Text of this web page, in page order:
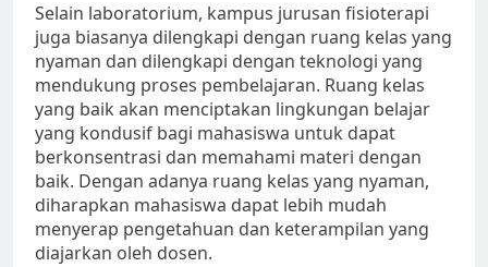
Selain laboratorium, kampus jurusan fisioterapi
juga biasanya dilengkapi dengan ruang kelas yang
nyaman dan dilengkapi dengan teknologi yang
mendukung proses pembelajaran. Ruang kelas
yang baik akan menciptakan lingkungan belajar
yang kondusif bagi mahasiswa untuk dapat
berkonsentrasi dan memahami materi dengan
baik. Dengan adanya ruang kelas yang nyaman,
diharapkan mahasiswa dapat lebih mudah
menyerap pengetahuan dan keterampilan yang
diajarkan oleh dosen.